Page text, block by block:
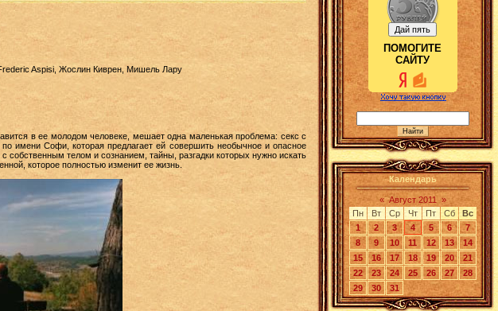
Aspisi, Жослин Киврен, Мишель Лару
в ее молодом человеке, мешает одна маленькая проблема: секс с
имени Софи, которая предлагает ей совершить необычное и опасное
собственным телом и сознанием, тайны, разгадки которых нужно искать
которое полностью изменит ее жизнь.
ПОМОГИТЕ
САЙТУ
Календарь
« Август 2011 »
Пн
Вт Ср Чт Пт Сб
Вс
1
2 3 4 5 6
7
8
9 10 11 12 13
14
15
16 17 18 19 20
21
22
23 24 25 26 27
28
29
30 31